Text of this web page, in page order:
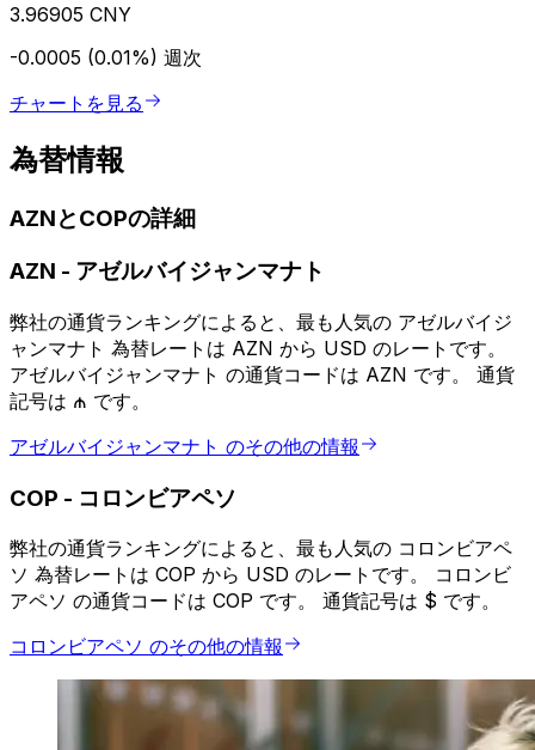
3.96905 CNY
-0.0005 (0.01%) 週次
チャートを見る
為替情報
AZNとCOPの詳細
AZN - アゼルバイジャンマナト
弊社の通貨ランキングによると、最も人気の アゼルバイジ
ャンマナト 為替レートは AZN から USD のレートです。
アゼルバイジャンマナト の通貨コードは AZN です。 通貨
記号は ₼ です。
アゼルバイジャンマナト のその他の情報
COP - コロンビアペソ
弊社の通貨ランキングによると、最も人気の コロンビアペ
ソ 為替レートは COP から USD のレートです。 コロンビ
アペソ の通貨コードは COP です。 通貨記号は $ です。
コロンビアペソ のその他の情報